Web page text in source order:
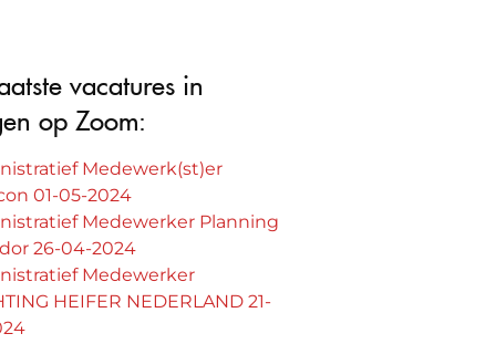
vacatures in
op Zoom:
Medewerk(st)er
01-05-2024
Medewerker Planning
26-04-2024
Medewerker
HEIFER NEDERLAND 21-